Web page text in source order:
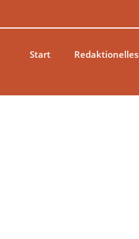
Start
Redaktionelles